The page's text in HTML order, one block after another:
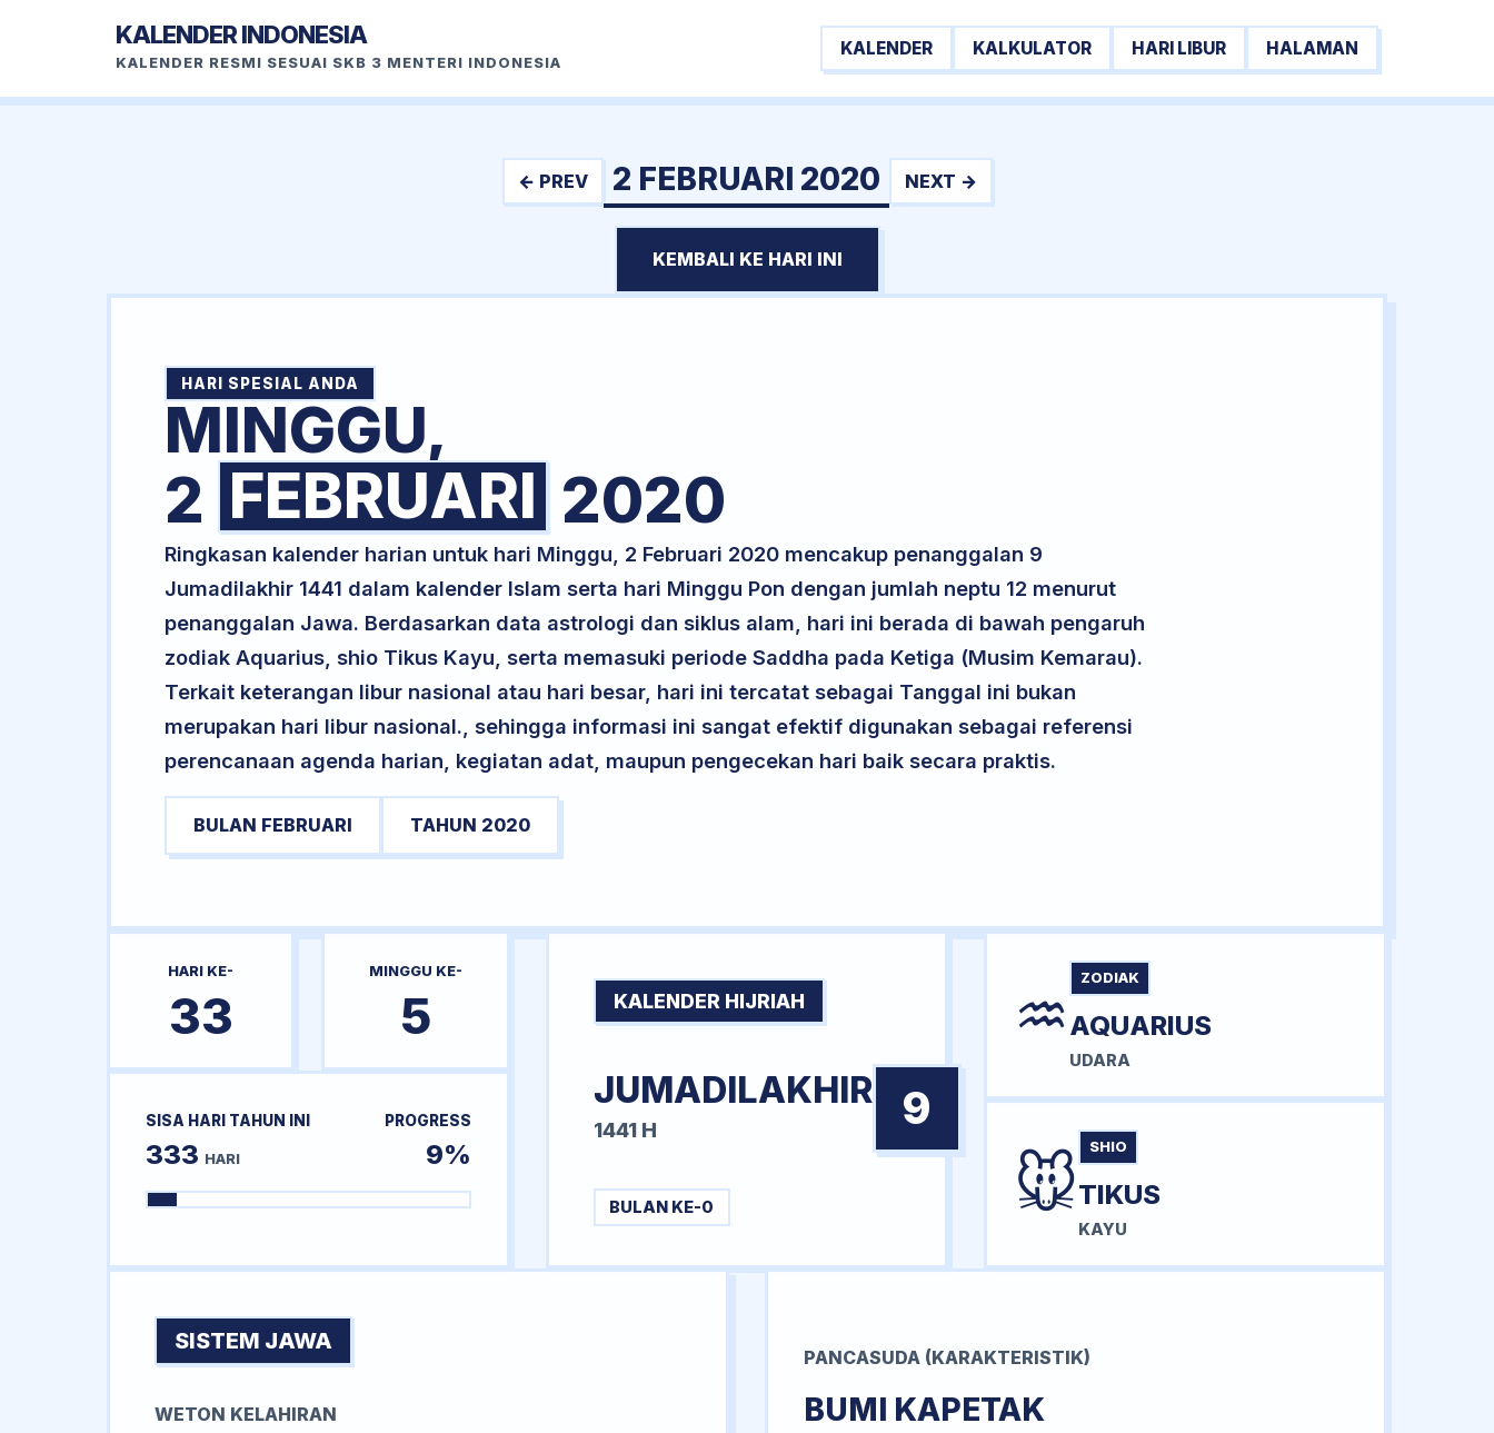
KALENDER INDONESIA
KALENDER RESMI SESUAI SKB 3 MENTERI INDONESIA
KALENDER KALKULATOR HARI LIBUR HALAMAN
← PREV 2 FEBRUARI 2020 NEXT →
KEMBALI KE HARI INI
HARI SPESIAL ANDA
MINGGU,
2 FEBRUARI 2020
Ringkasan kalender harian untuk hari Minggu, 2 Februari 2020 mencakup penanggalan 9
Jumadilakhir 1441 dalam kalender Islam serta hari Minggu Pon dengan jumlah neptu 12 menurut
penanggalan Jawa. Berdasarkan data astrologi dan siklus alam, hari ini berada di bawah pengaruh
zodiak Aquarius, shio Tikus Kayu, serta memasuki periode Saddha pada Ketiga (Musim Kemarau).
Terkait keterangan libur nasional atau hari besar, hari ini tercatat sebagai Tanggal ini bukan
merupakan hari libur nasional., sehingga informasi ini sangat efektif digunakan sebagai referensi
perencanaan agenda harian, kegiatan adat, maupun pengecekan hari baik secara praktis.
BULAN FEBRUARI TAHUN 2020
HARI KE-
33
MINGGU KE-
5
SISA HARI TAHUN INI
333 HARI
PROGRESS
9%
KALENDER HIJRIAH
JUMADILAKHIR
1441 H 9
BULAN KE-0
♒ ZODIAK
AQUARIUS
UDARA
🐭 SHIO
TIKUS
KAYU
SISTEM JAWA
WETON KELAHIRAN
PANCASUDA (KARAKTERISTIK)
BUMI KAPETAK